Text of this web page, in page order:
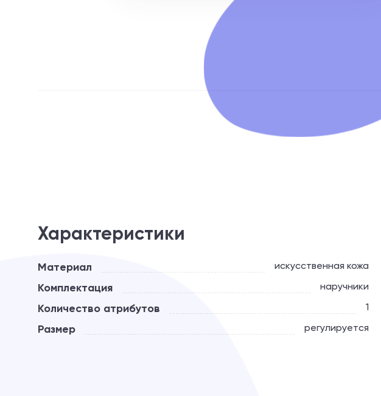
Характеристики
Материал искусственная кожа
Комплектация наручники
Количество атрибутов 1
Размер регулируется